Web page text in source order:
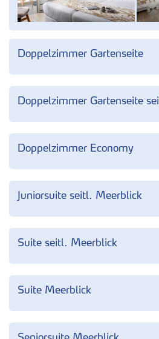
Doppelzimmer Gartenseite
Doppelzimmer Gartenseite
Doppelzimmer Economy
Juniorsuite seitl. Meerblick
Suite seitl. Meerblick
Suite Meerblick